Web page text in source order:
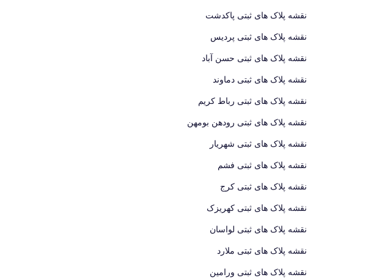
نقشه پلاک های ثبتی پاکدشت
نقشه پلاک های ثبتی پردیس
نقشه پلاک های ثبتی حسن آباد
نقشه پلاک های ثبتی دماوند
نقشه پلاک های ثبتی رباط کریم
نقشه پلاک های ثبتی رودهن بومهن
نقشه پلاک های ثبتی شهریار
نقشه پلاک های ثبتی فشم
نقشه پلاک های ثبتی کرج
نقشه پلاک های ثبتی کهریزک
نقشه پلاک های ثبتی لواسان
نقشه پلاک های ثبتی ملارد
نقشه پلاک های ثبتی ورامین